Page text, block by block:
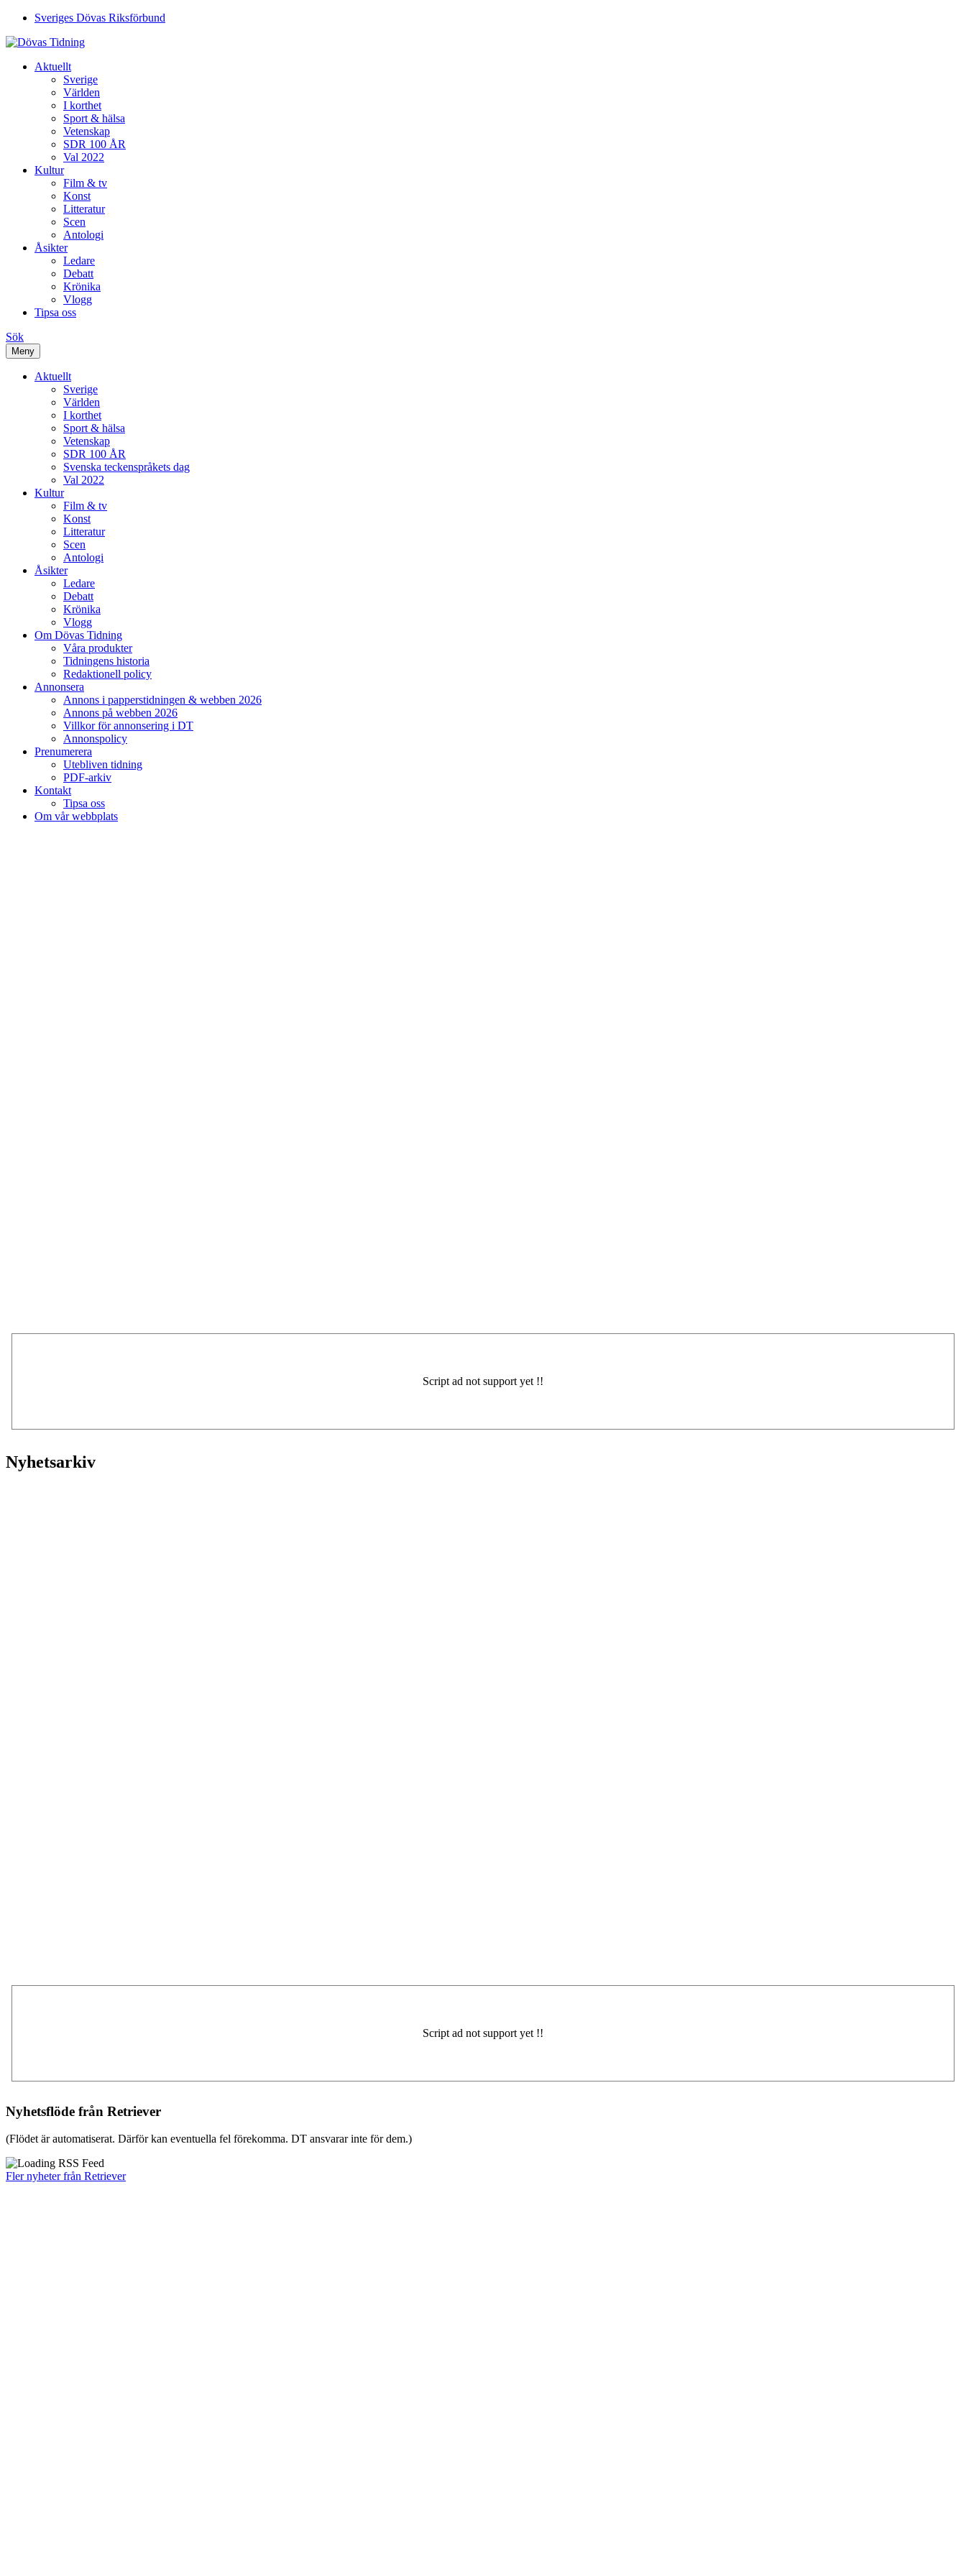
Sveriges Dövas Riksförbund
Aktuellt
Sverige
Världen
I korthet
Sport & hälsa
Vetenskap
SDR 100 ÅR
Val 2022
Kultur
Film & tv
Konst
Litteratur
Scen
Antologi
Åsikter
Ledare
Debatt
Krönika
Vlogg
Tipsa oss
Sök
Meny
Aktuellt
Sverige
Världen
I korthet
Sport & hälsa
Vetenskap
SDR 100 ÅR
Svenska teckenspråkets dag
Val 2022
Kultur
Film & tv
Konst
Litteratur
Scen
Antologi
Åsikter
Ledare
Debatt
Krönika
Vlogg
Om Dövas Tidning
Våra produkter
Tidningens historia
Redaktionell policy
Annonsera
Annons i papperstidningen & webben 2026
Annons på webben 2026
Villkor för annonsering i DT
Annonspolicy
Prenumerera
Utebliven tidning
PDF-arkiv
Kontakt
Tipsa oss
Om vår webbplats
Nyhetsarkiv
Nyhetsflöde från Retriever
(Flödet är automatiserat. Därför kan eventuella fel förekomma. DT ansvarar inte för dem.)
Fler nyheter från Retriever